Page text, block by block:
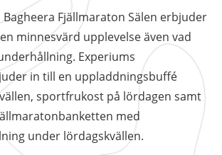
Fjällmaraton Sälen erbjuder
minnesvärd upplevelse även vad
Experiums
in till en uppladdningsbuffé
sportfrukost på lördagen samt
med
under lördagskvällen.